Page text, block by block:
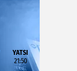
YATSI
21:50